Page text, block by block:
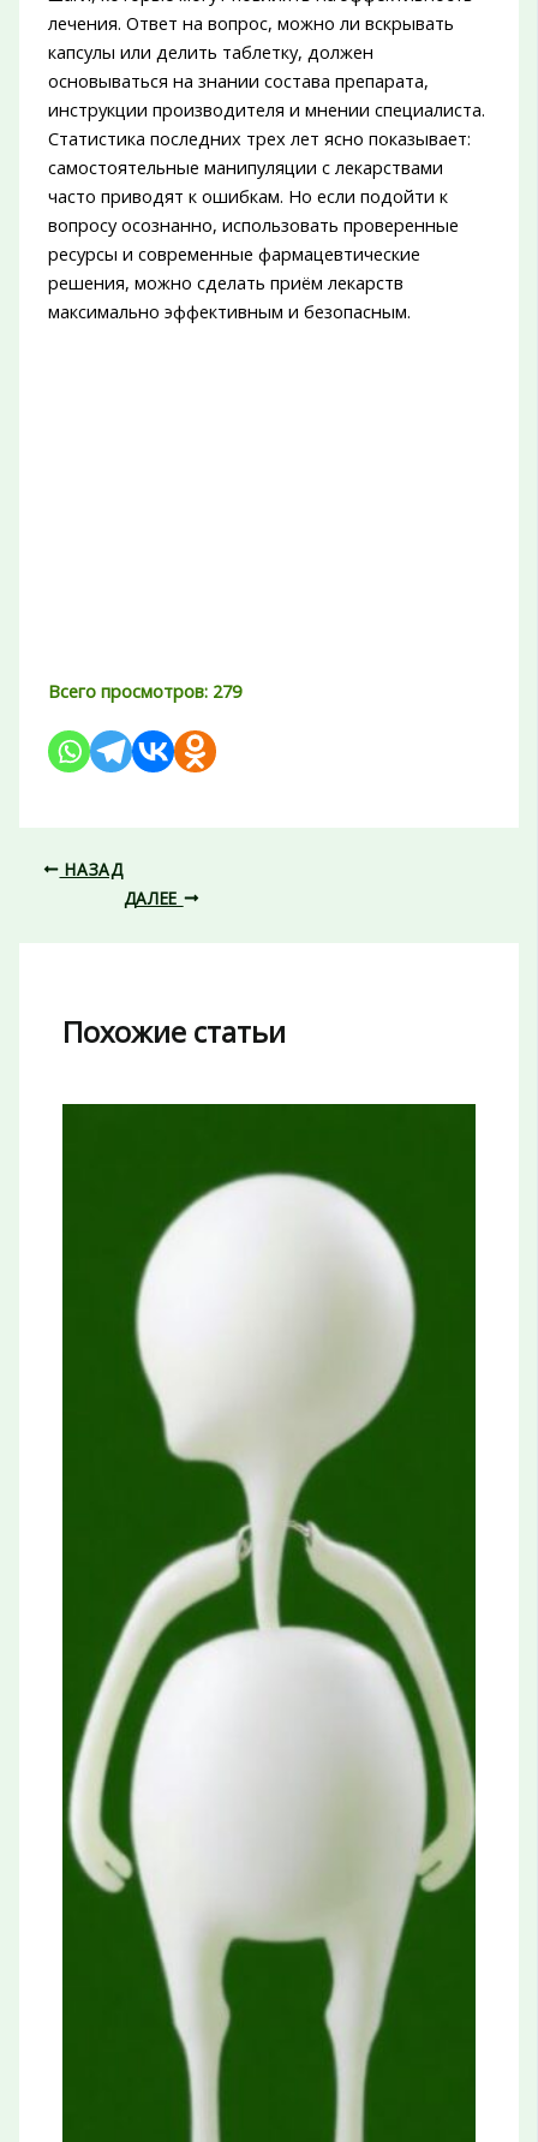
лечения. Ответ на вопрос, можно ли вскрывать
капсулы или делить таблетку, должен
основываться на знании состава препарата,
инструкции производителя и мнении специалиста.
Статистика последних трех лет ясно показывает:
самостоятельные манипуляции с лекарствами
часто приводят к ошибкам. Но если подойти к
вопросу осознанно, использовать проверенные
ресурсы и современные фармацевтические
решения, можно сделать приём лекарств
максимально эффективным и безопасным.
Всего просмотров: 279
НАЗАД
ДАЛЕЕ
Похожие статьи